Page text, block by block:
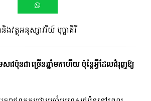
វត្ថុអនុស្សាវរីយ៍ បុប្ផាគីរី
ស​ជប៉ុន​ជា​ច្រើន​ឆ្នាំ​មក​ហើយ ប៉ុន្តែ​អ្វី​ដែល​ជំរុញ​ឱ្យ​